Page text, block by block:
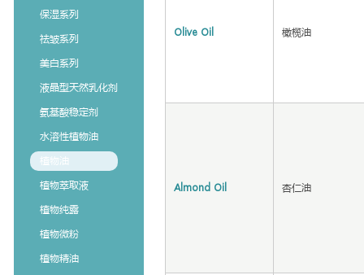
保湿系列
祛皱系列
美白系列
液晶型天然乳化剂
氨基酸稳定剂
水溶性植物油
植物油
植物萃取液
植物纯露
植物微粉
植物精油
Olive Oil 橄榄油
Almond Oil 杏仁油